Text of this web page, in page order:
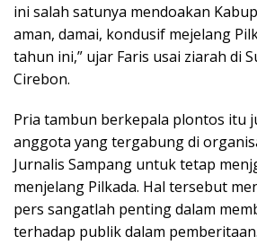
ini salah satunya mendoakan
aman, damai, kondusif mejelang
tahun ini,” ujar Faris usai ziarah di
Cirebon.
Pria tambun berkepala plontos itu
anggota yang tergabung di
Jurnalis Sampang untuk tetap
menjelang Pilkada. Hal tersebut
pers sangatlah penting dalam
terhadap publik dalam pemberitaan.